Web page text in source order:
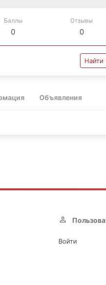
Баллы
0
Отзывы
0
Найти
Объявления
Войти